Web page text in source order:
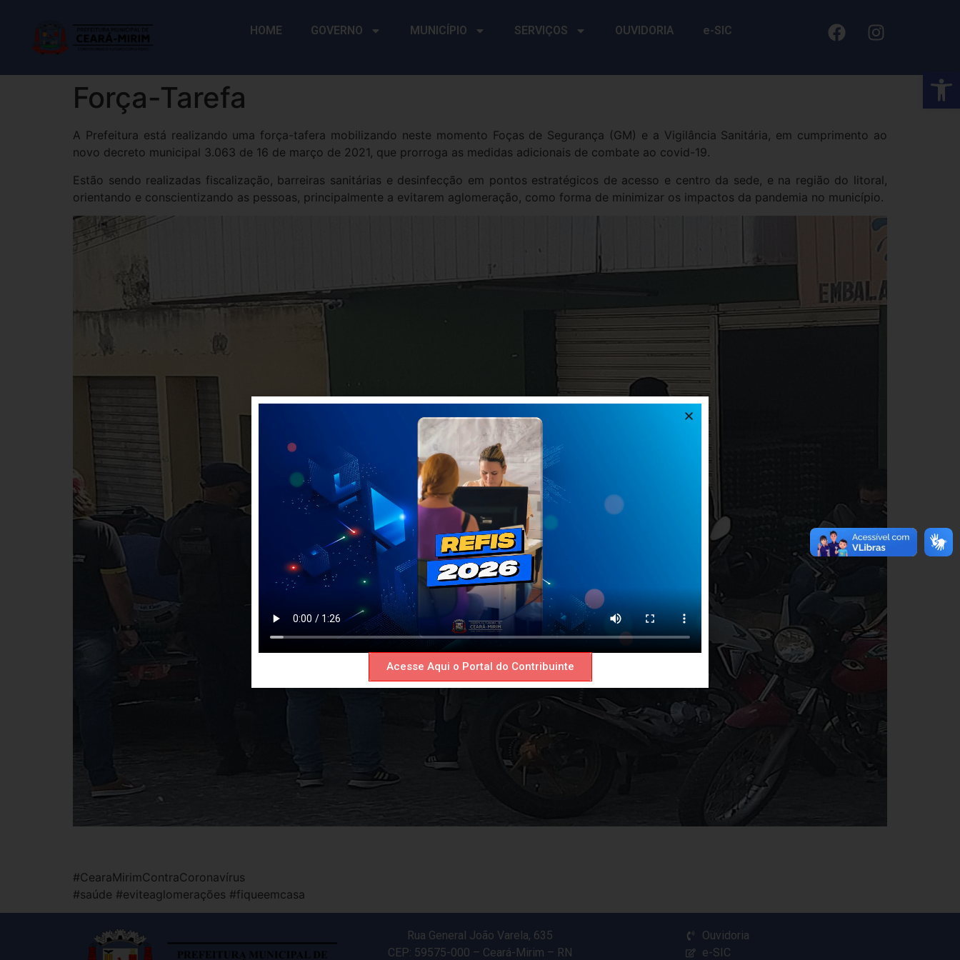
Barra de
HOME GOVERNO MUNICÍPIO SERVIÇOS OUVIDORIA e-SIC
Força-Tarefa
A Prefeitura está realizando uma força-tafera mobilizando neste momento Foças de Segurança (GM) e a Vigilância Sanitária, em cumprimento ao
novo decreto municipal 3.063 de 16 de março de 2021, que prorroga as medidas adicionais de combate ao covid-19.
Estão sendo realizadas fiscalização, barreiras sanitárias e desinfecção em pontos estratégicos de acesso e centro da sede, e na região do litoral,
orientando e conscientizando as pessoas, principalmente a evitarem aglomeração, como forma de minimizar os impactos da pandemia no município.
#CearaMirimContraCoronavírus
#saúde #eviteaglomerações #fiqueemcasa
Rua General João Varela, 635
CEP: 59575-000 – Ceará-Mirim – RN
Ouvidoria
e-SIC
Acesse Aqui o Portal do Contribuinte